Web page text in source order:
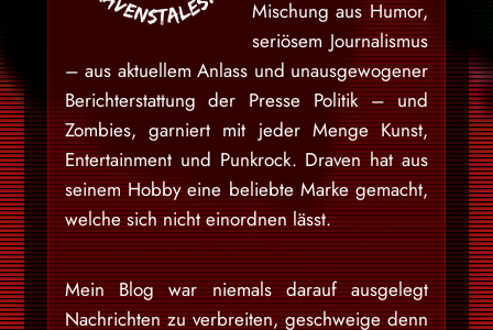
Mischung aus Humor,
seriösem Journalismus
– aus aktuellem Anlass und unausgewogener
Berichterstattung der Presse Politik – und
Zombies, garniert mit jeder Menge Kunst,
Entertainment und Punkrock. Draven hat aus
seinem Hobby eine beliebte Marke gemacht,
welche sich nicht einordnen lässt.
Mein Blog war niemals darauf ausgelegt
Nachrichten zu verbreiten, geschweige denn